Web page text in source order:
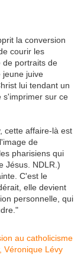
la conversion
courir les
de portraits de
jeune juive
lui tendant un
s'imprimer sur ce
cette affaire-là est
de
pharisiens qui
Jésus. NDLR.)
C'est le
elle devient
personnelle, qui